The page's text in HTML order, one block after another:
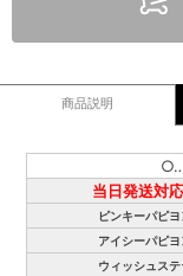
商品説明
当日発送対
ピンキーパピヨ
アイシーパピヨ
ウィッシュステ